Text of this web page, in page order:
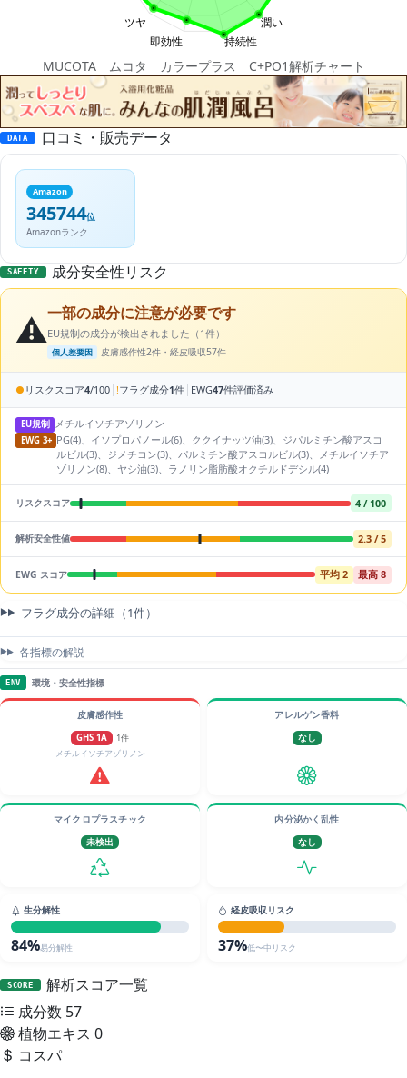
MUCOTA ムコタ カラープラス C+PO1解析チャート
DATA 口コミ・販売データ
Amazon
345744位
Amazonランク
SAFETY 成分安全性リスク
⚠️一部の成分に注意が必要です
EU規制の成分が検出されました（1件）
個人差要因 皮膚感作性2件・経皮吸収57件
● リスクスコア4/100 | !フラグ成分1件 | EWG47件評価済み
EU規制 メチルイソチアゾリノン
EWG 3+ PG(4)、イソプロパノール(6)、ククイナッツ油(3)、ジパルミチン酸アスコ
ルビル(3)、ジメチコン(3)、パルミチン酸アスコルビル(3)、メチルイソチア
ゾリノン(8)、ヤシ油(3)、ラノリン脂肪酸オクチルドデシル(4)
リスクスコア 4 / 100
解析安全性値 2.3 / 5
EWG スコア 平均 2 最高 8
フラグ成分の詳細（1件）
各指標の解説
ENV 環境・安全性指標
皮膚感作性
GHS 1A
1件
メチルイソチアゾリノン
アレルゲン香料
なし
マイクロプラスチック
未検出
内分泌かく乱性
なし
生分解性
84%易分解性
経皮吸収リスク
37%低〜中リスク
SCORE
解析スコア一覧
成分数 57
植物エキス 0
コスパ